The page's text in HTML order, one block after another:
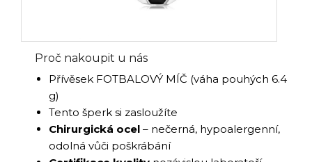
Proč nakoupit u nás
Přívěsek FOTBALOVÝ MÍČ (váha pouhých 6.4
g)
Tento šperk si zasloužíte
Chirurgická ocel – nečerná, hypoalergenní,
odolná vůči poškrábání